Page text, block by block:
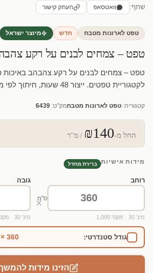
שתף: וואטסאפ העתק קישור
טפט לארונות מטבח חדש מיוצר ישראל
טפט – צמחים לבנים על רקע
טפט – צמחים לבנים על רקע צהבהב באיכות
לקטגוריית טפטים. ייצור 48 שעות, חיתוך לפי מידה.
קטגוריה: טפט לארונות מטבחמק"ט: 6439
החל מ-₪140 / מ"ר
מידות אישיות ברירת מחדל
רוחב
ס"מ
מינ' 30 · מקס' 1,000
×
גובה
מינ' 30 · מקס' 500
גודל סטנדרטי: 360 × 240 ס"מ — ₪799
הזינו מידות